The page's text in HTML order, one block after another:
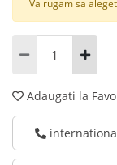
Va rugam sa
Adaugati la